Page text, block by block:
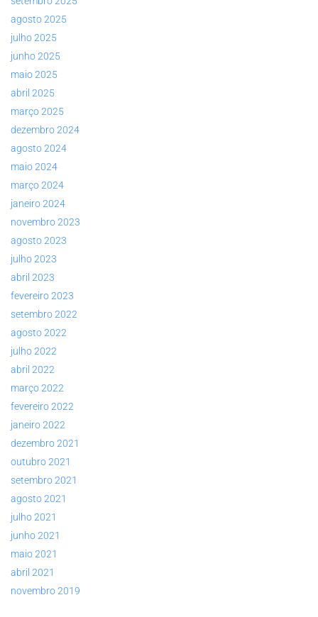
agosto 2025
julho 2025
junho 2025
maio 2025
abril 2025
março 2025
dezembro 2024
agosto 2024
maio 2024
março 2024
janeiro 2024
novembro 2023
agosto 2023
julho 2023
abril 2023
fevereiro 2023
setembro 2022
agosto 2022
julho 2022
abril 2022
março 2022
fevereiro 2022
janeiro 2022
dezembro 2021
outubro 2021
setembro 2021
agosto 2021
julho 2021
junho 2021
maio 2021
abril 2021
novembro 2019